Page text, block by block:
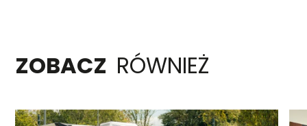
ZOBACZ RÓWNIEŻ